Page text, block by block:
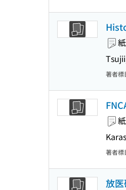
紙
著者標
紙
著者標
放